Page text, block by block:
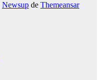
Newsup de Themeansar